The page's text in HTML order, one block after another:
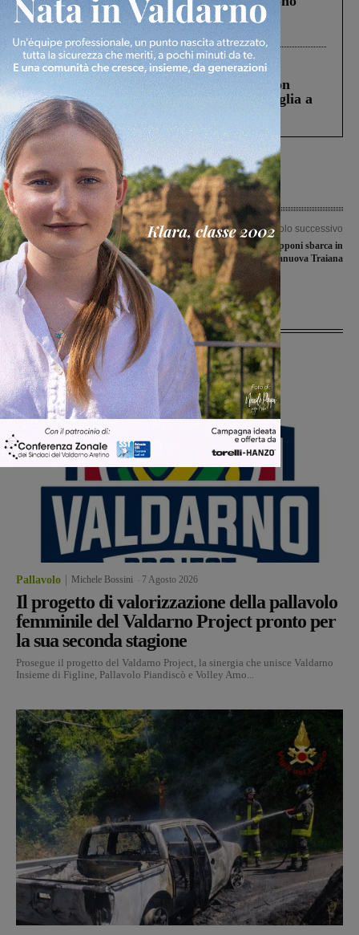
Gianni, Giulia e Franco. Lo schianto, il
processo, lo stop ai sorpassi fra tir....
Cronaca 3 Agosto 2026
Scomparso da una struttura di Castiglion
Fiorentino l’uomo che aveva ucciso la figlia a
Levane nel 2020
Articolo precedente
Sito ex Bekaert: per il fotovoltaico del
progetto H2 Era Green Valley nasce la
partnership tra Sma Srl e HGV Srl
Articolo successivo
Alessandro Stopponi sbarca in
prestito al Terranuova Traiana
Ultime Notizie
Pallavolo Michele Bossini 7 Agosto 2026
Il progetto di valorizzazione della pallavolo
femminile del Valdarno Project pronto per
la sua seconda stagione
Prosegue il progetto del Valdarno Project, la sinergia che unisce Valdarno
Insieme di Figline, Pallavolo Piandiscò e Volley Arno...